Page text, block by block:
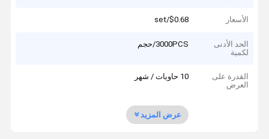
الأسعار $0.68/set
الحد الأدنى
لكمية
3000PCS/حجم
القدرة على
العرض
10 حاويات / شهر
عرض المزيد